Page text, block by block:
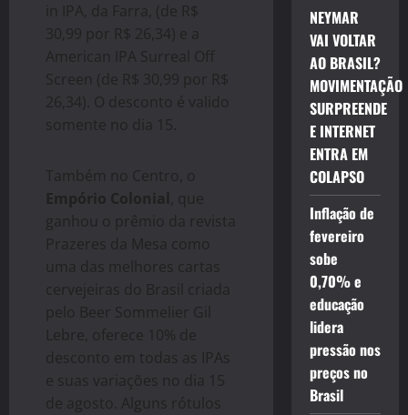
in IPA, da Farra, (de R$
30,99 por R$ 26,34) e a
American IPA Surreal Off
Screen (de R$ 30,99 por R$
26,34). O desconto é valido
somente no dia 15.
Também no Centro, o
Empório Colonial , que
ganhou o prêmio da revista
Prazeres da Mesa como
uma das melhores cartas
cervejeiras do Brasil criada
pelo Beer Sommelier Gil
Lebre, oferece 10% de
desconto em todas as IPAs
e suas variações no dia 15
de agosto. Alguns rótulos
NEYMAR
VAI VOLTAR
AO BRASIL?
MOVIMENTAÇÃO
SURPREENDE
E INTERNET
ENTRA EM
COLAPSO
Inflação de
fevereiro
sobe
0,70% e
educação
lidera
pressão nos
preços no
Brasil